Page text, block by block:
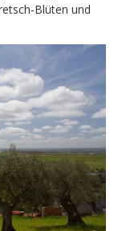
Blüten und